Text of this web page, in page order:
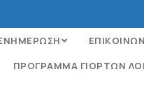
ΠΡΟΓΡΑΜΜΑ ΓΙΟΡΤΩΝ